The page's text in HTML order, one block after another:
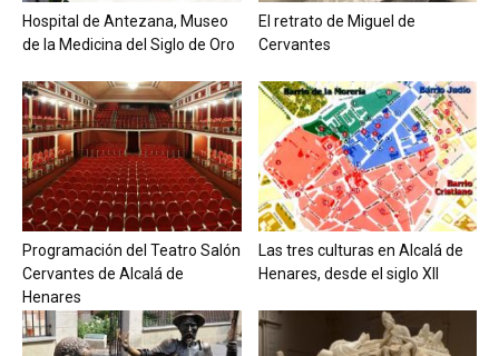
Hospital de Antezana, Museo
de la Medicina del Siglo de Oro
El retrato de Miguel de
Cervantes
Programación del Teatro Salón
Cervantes de Alcalá de
Henares
Las tres culturas en Alcalá de
Henares, desde el siglo XII